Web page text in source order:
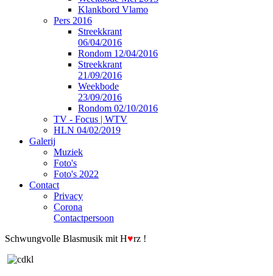
Klankbord Vlamo
Pers 2016
Streekkrant
06/04/2016
Rondom 12/04/2016
Streekkrant
21/09/2016
Weekbode
23/09/2016
Rondom 02/10/2016
TV - Focus | WTV
HLN 04/02/2019
Galerij
Muziek
Foto's
Foto's 2022
Contact
Privacy
Corona
Contactpersoon
Schwungvolle Blasmusik mit H♥rz !